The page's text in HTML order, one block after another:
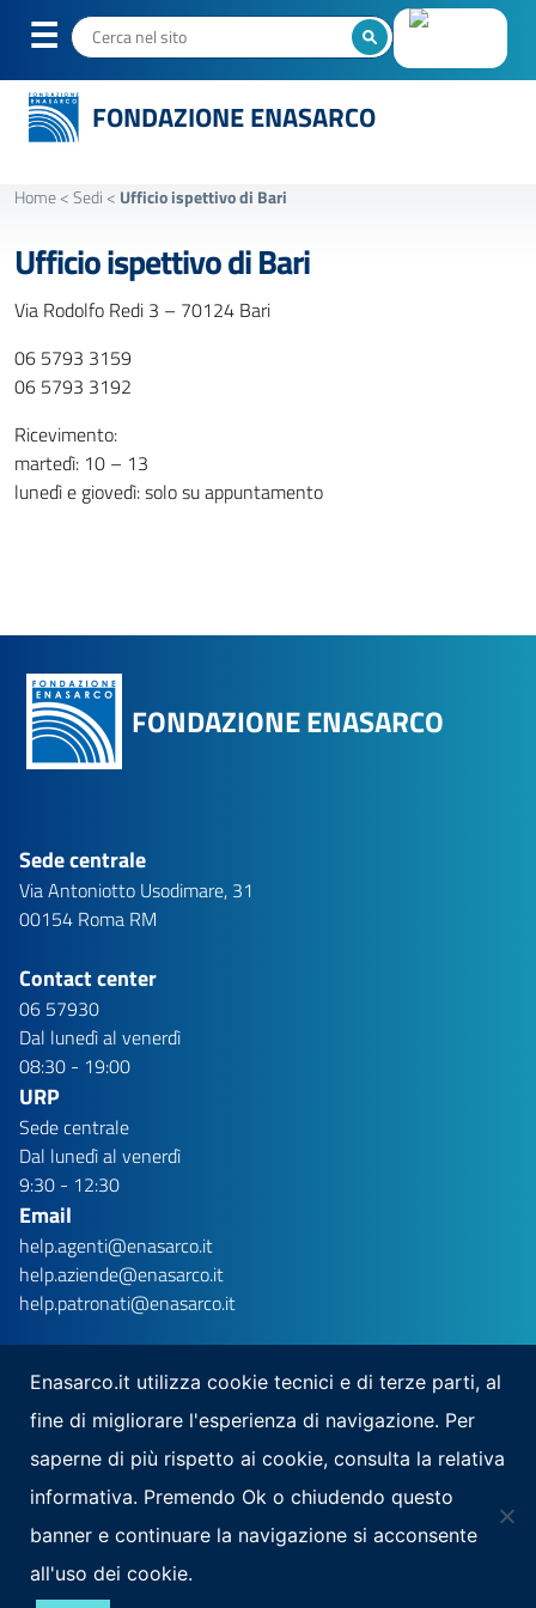
FONDAZIONE ENASARCO
Home<Sedi < Ufficio ispettivo di Bari
Ufficio ispettivo di Bari
Via Rodolfo Redi 3 – 70124 Bari
06 5793 3159
06 5793 3192
Ricevimento:
martedì: 10 – 13
lunedì e giovedì: solo su appuntamento
FONDAZIONE ENASARCO
Sede centrale
Via Antoniotto Usodimare, 31
00154 Roma RM
Contact center
06 57930
Dal lunedì al venerdì
08:30 - 19:00
URP
Sede centrale
Dal lunedì al venerdì
9:30 - 12:30
Email
help.agenti@enasarco.it
help.aziende@enasarco.it
help.patronati@enasarco.it
Scarica la nostra app per mobile
Note Legali Privacy
Enasarco.it utilizza cookie tecnici e di terze parti, al
fine di migliorare l'esperienza di navigazione. Per
saperne di più rispetto ai cookie, consulta la relativa
informativa. Premendo Ok o chiudendo questo
banner e continuare la navigazione si acconsente
all'uso dei cookie.